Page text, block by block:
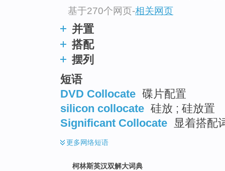
基于270个网页-相关网页
并置
搭配
摆列
短语
DVD Collocate 碟片配置
silicon collocate 硅放 ; 硅放置
Significant Collocate 显着搭配
更多网络短语
柯林斯英汉双解大词典